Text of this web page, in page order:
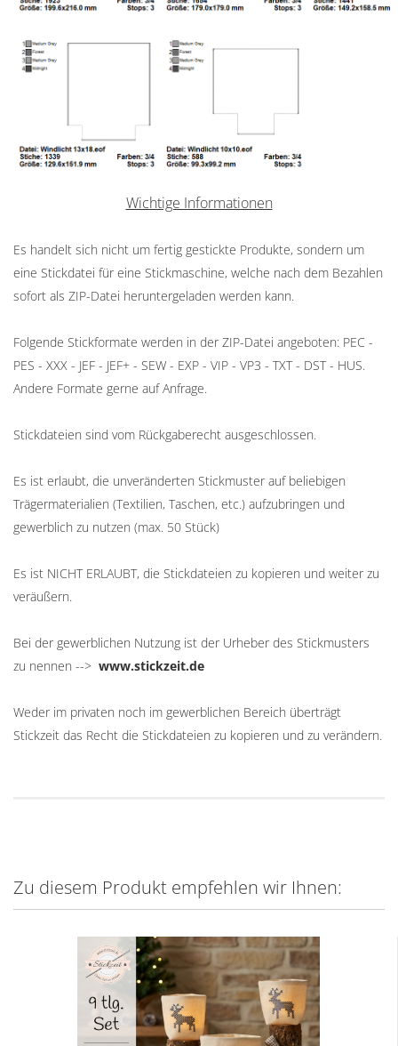
Wichtige Informationen
Es handelt sich nicht um fertig gestickte Produkte, sondern um
eine Stickdatei für eine Stickmaschine, welche nach dem Bezahlen
sofort als ZIP-Datei heruntergeladen werden kann.
Folgende Stickformate werden in der ZIP-Datei angeboten: PEC -
PES - XXX - JEF - JEF+ - SEW - EXP - VIP - VP3 - TXT - DST - HUS.
Andere Formate gerne auf Anfrage.
Stickdateien sind vom Rückgaberecht ausgeschlossen.
Es ist erlaubt, die unveränderten Stickmuster auf beliebigen
Trägermaterialien (Textilien, Taschen, etc.) aufzubringen und
gewerblich zu nutzen (max. 50 Stück)
Es ist NICHT ERLAUBT, die Stickdateien zu kopieren und weiter zu
veräußern.
Bei der gewerblichen Nutzung ist der Urheber des Stickmusters
zu nennen --> www.stickzeit.de
Weder im privaten noch im gewerblichen Bereich überträgt
Stickzeit das Recht die Stickdateien zu kopieren und zu verändern.
Zu diesem Produkt empfehlen wir Ihnen: